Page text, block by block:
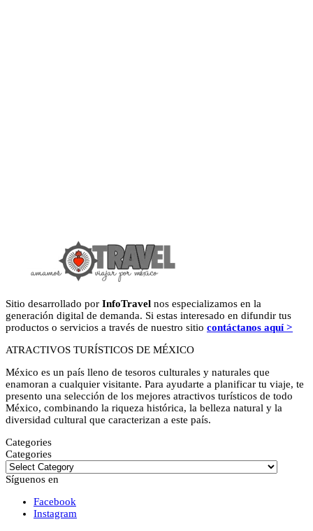
Sitio desarrollado por InfoTravel nos especializamos en la
generación digital de demanda. Si estas interesado en difundir tus
productos o servicios a través de nuestro sitio contáctanos aquí >
ATRACTIVOS TURÍSTICOS DE MÉXICO
México es un país lleno de tesoros culturales y naturales que
enamoran a cualquier visitante. Para ayudarte a planificar tu viaje, te
presento una selección de los mejores atractivos turísticos de todo
México, combinando la riqueza histórica, la belleza natural y la
diversidad cultural que caracterizan a este país.
Categories
Categories
Síguenos en
Facebook
Instagram